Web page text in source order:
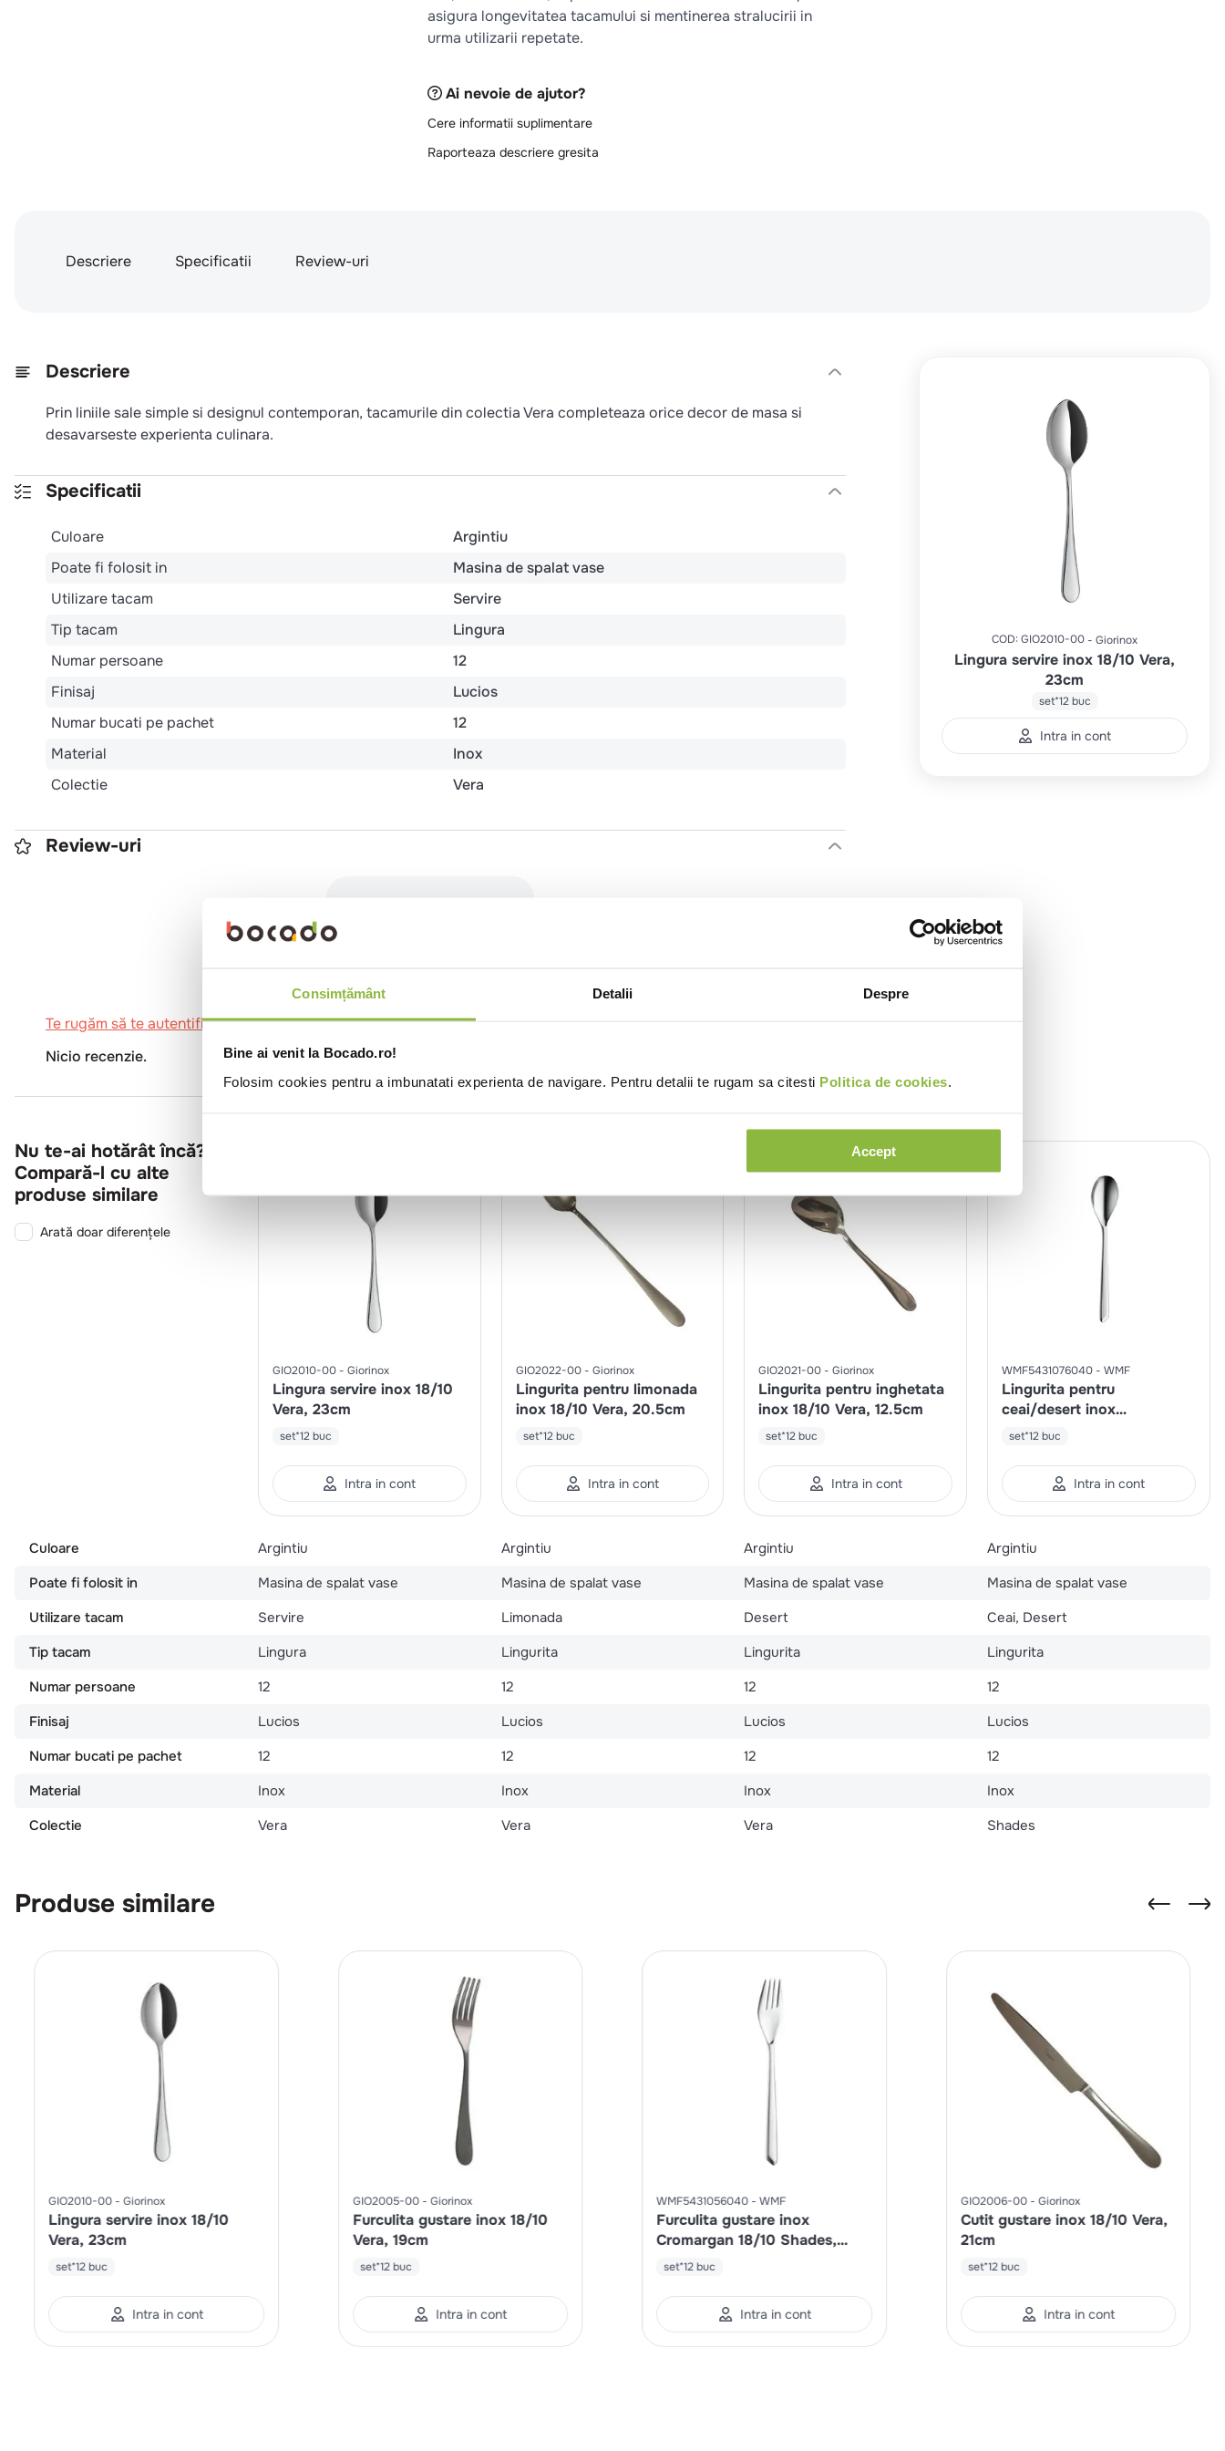
Consimțământ Detalii Despre
Bine ai venit la Bocado.ro!
Folosim cookies pentru a imbunatati experienta de navigare. Pentru detalii te rugam sa citesti Politica de cookies.
Accept
asigura longevitatea tacamului si mentinerea stralucirii in
urma utilizarii repetate.
Ai nevoie de ajutor?
Cere informatii suplimentare
Raporteaza descriere gresita
Descriere Specificatii Review-uri
Descriere
Prin liniile sale simple si designul contemporan, tacamurile din colectia Vera completeaza orice decor de masa si
desavarseste experienta culinara.
Specificatii
Culoare
Argintiu
Poate fi folosit in
Masina de spalat vase
Utilizare tacam
Servire
Tip tacam
Lingura
Numar persoane
12
Finisaj
Lucios
Numar bucati pe pachet
12
Material
Inox
Colectie
Vera
Review-uri
Te rugăm să te autentifici pentru a scrie o recenzie.
Nicio recenzie.
COD: GIO2010-00 Giorinox
Lingura servire inox 18/10 Vera,
23cm
set*12 buc
Intra in cont
Nu te-ai hotărât încă?
Compară-l cu alte
produse similare
Arată doar diferențele
GIO2010-00 Giorinox
Lingura servire inox 18/10
Vera, 23cm
set*12 buc
Intra in cont
GIO2022-00 Giorinox
Lingurita pentru limonada
inox 18/10 Vera, 20.5cm
set*12 buc
Intra in cont
GIO2021-00 Giorinox
Lingurita pentru inghetata
inox 18/10 Vera, 12.5cm
set*12 buc
Intra in cont
WMF5431076040 WMF
Lingurita pentru
ceai/desert inox
Cromargan 18/10 Shades,
set*12 buc
Intra in cont
Culoare Argintiu Argintiu Argintiu
Argintiu
Poate fi folosit in
Masina de spalat vase Masina de spalat vase Masina de spalat vase
Masina de spalat vase
Utilizare tacam
Servire Limonada Desert
Ceai, Desert
Tip tacam
Lingura Lingurita Lingurita
Lingurita
Numar persoane
12 12 12
12
Finisaj
Lucios Lucios Lucios
Lucios
Numar bucati pe pachet
12 12 12
12
Material
Inox Inox Inox
Inox
Colectie
Vera Vera Vera Shades
Produse similare
GIO2010-00 Giorinox
Lingura servire inox 18/10
Vera, 23cm
set*12 buc
Intra in cont
GIO2005-00 Giorinox
Furculita gustare inox 18/10
Vera, 19cm
set*12 buc
Intra in cont
WMF5431056040 WMF
Furculita gustare inox
Cromargan 18/10 Shades,
19.4cm
set*12 buc
Intra in cont
GIO2006-00 Giorinox
Cutit gustare inox 18/10 Vera,
21cm
set*12 buc
Intra in cont